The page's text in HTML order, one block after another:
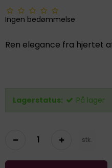
Ingen bedømmelse
Ren elegance fra hjertet
Lagerstatus: På lager
stk.